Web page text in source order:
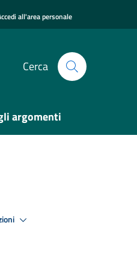
all'area personale
Cerca
argomenti